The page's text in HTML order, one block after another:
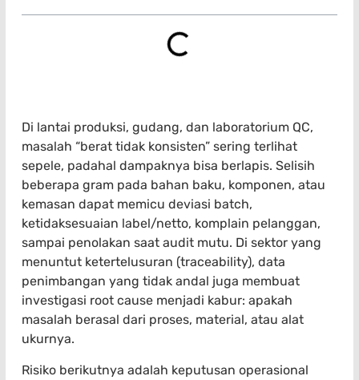
Di lantai produksi, gudang, dan laboratorium QC,
masalah “berat tidak konsisten” sering terlihat
sepele, padahal dampaknya bisa berlapis. Selisih
beberapa gram pada bahan baku, komponen, atau
kemasan dapat memicu deviasi batch,
ketidaksesuaian label/netto, komplain pelanggan,
sampai penolakan saat audit mutu. Di sektor yang
menuntut ketertelusuran (traceability), data
penimbangan yang tidak andal juga membuat
investigasi root cause menjadi kabur: apakah
masalah berasal dari proses, material, atau alat
ukurnya.
Risiko berikutnya adalah keputusan operasional